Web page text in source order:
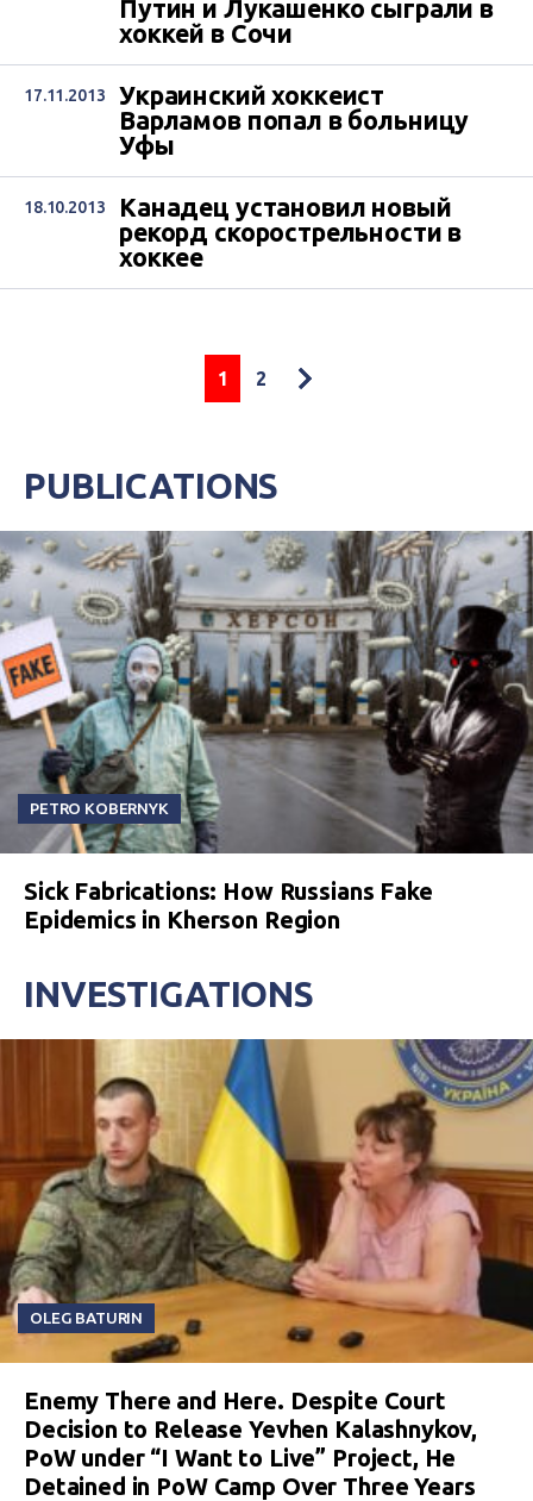
Путин и Лукашенко сыграли в
хоккей в Сочи
17.11.2013
Украинский хоккеист
Варламов попал в больницу
Уфы
18.10.2013
Канадец установил новый
рекорд скорострельности в
хоккее
1 2
PUBLICATIONS
PETRO KOBERNYK
Sick Fabrications: How Russians Fake
Epidemics in Kherson Region
INVESTIGATIONS
OLEG BATURIN
Enemy There and Here. Despite Court
Decision to Release Yevhen Kalashnykov,
PoW under “I Want to Live” Project, He
Detained in PoW Camp Over Three Years